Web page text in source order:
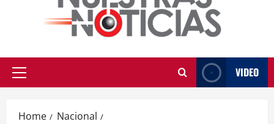
Primary
VIDEO
Home
Nacional